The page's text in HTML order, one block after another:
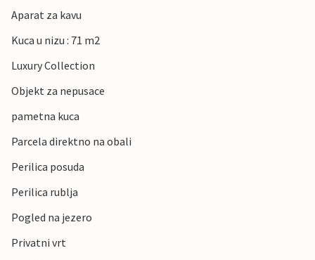
Aparat za kavu
Kuca u nizu : 71 m2
Luxury Collection
Objekt za nepusace
pametna kuca
Parcela direktno na obali
Perilica posuda
Perilica rublja
Pogled na jezero
Privatni vrt